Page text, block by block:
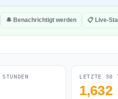
🔔 Benachrichtigt werden 📋 Live-
LETZTE 30
1,632